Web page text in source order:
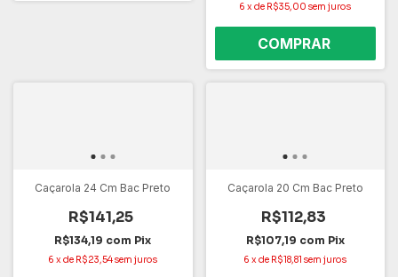
6 xde R$35,00 sem juros
Caçarola 24 Cm Bac Preto
R$141,25
R$134,19 com Pix
6 xde R$23,54sem juros
Caçarola 20 Cm Bac Preto
R$112,83
R$107,19 com Pix
6 xde R$18,81 sem juros